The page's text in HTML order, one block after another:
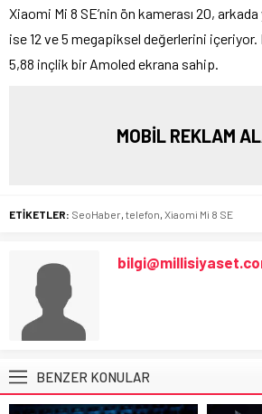
Xiaomi Mi 8 SE’nin ön kamerası 20,
ise 12 ve 5 megapiksel değerlerini
5,88 inçlik bir Amoled ekrana sahip.
MOBİL REKLAM
ETİKETLER: SeoHaber telefon Xiaomi Mi 8 SE
BENZER KONULAR